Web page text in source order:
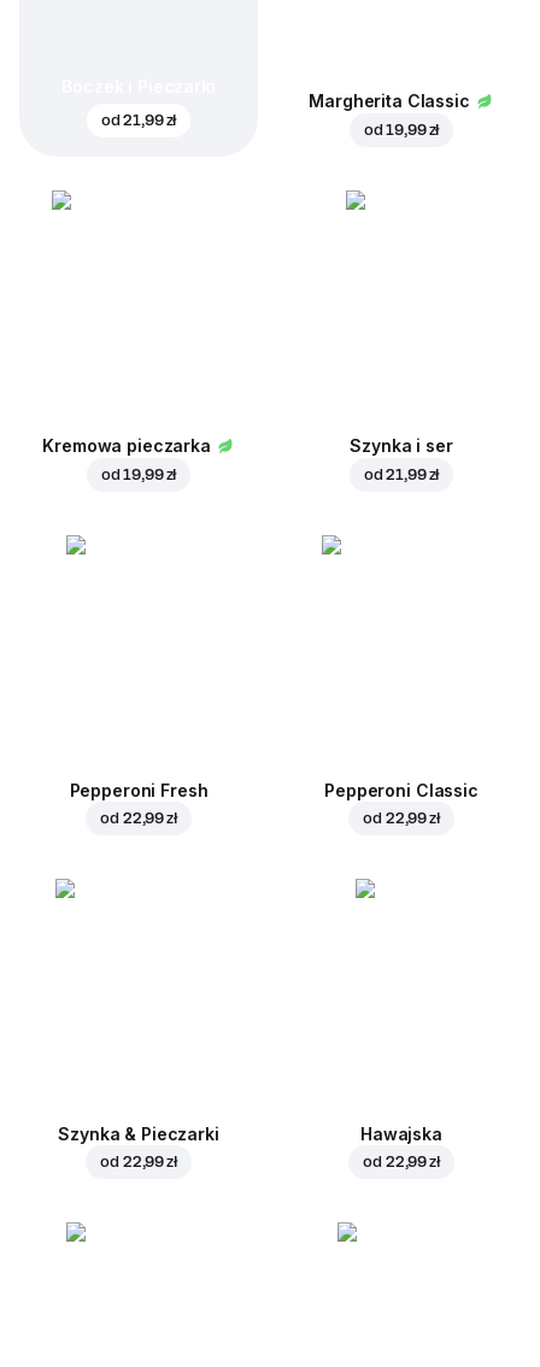
od21,99 zł
Margherita Classic
od19,99 zł
Kremowa pieczarka
od19,99 zł
Szynka i ser
od21,99 zł
Pepperoni Fresh
od 22,99 zł
Pepperoni Classic
od 22,99 zł
Szynka & Pieczarki
od 22,99 zł
Hawajska
od 22,99 zł